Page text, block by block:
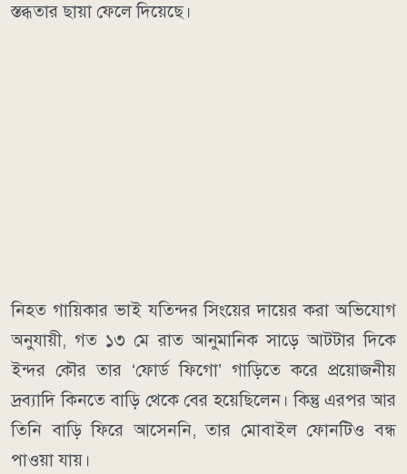
স্তব্ধতার ছায়া ফেলে দিয়েছে।
নিহত গায়িকার ভাই যতিন্দর সিংয়ের দায়ের করা অভিযোগ
অনুযায়ী, গত ১৩ মে রাত আনুমানিক সাড়ে আটটার দিকে
ইন্দর কৌর তার ‘ফোর্ড ফিগো’ গাড়িতে করে প্রয়োজনীয়
দ্রব্যাদি কিনতে বাড়ি থেকে বের হয়েছিলেন। কিন্তু এরপর আর
তিনি বাড়ি ফিরে আসেননি, তার মোবাইল ফোনটিও বন্ধ
পাওয়া যায়।